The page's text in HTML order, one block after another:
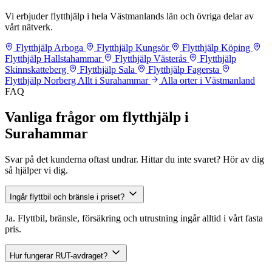
Vi erbjuder flytthjälp i hela Västmanlands län och övriga delar av
vårt nätverk.
Flytthjälp Arboga
Flytthjälp Kungsör
Flytthjälp Köping
Flytthjälp Hallstahammar
Flytthjälp Västerås
Flytthjälp
Skinnskatteberg
Flytthjälp Sala
Flytthjälp Fagersta
Flytthjälp Norberg Allt i Surahammar
Alla orter i Västmanland
FAQ
Vanliga frågor om flytthjälp i
Surahammar
Svar på det kunderna oftast undrar. Hittar du inte svaret? Hör av dig
så hjälper vi dig.
Ingår flyttbil och bränsle i priset?
Ja. Flyttbil, bränsle, försäkring och utrustning ingår alltid i vårt fasta
pris.
Hur fungerar RUT-avdraget?